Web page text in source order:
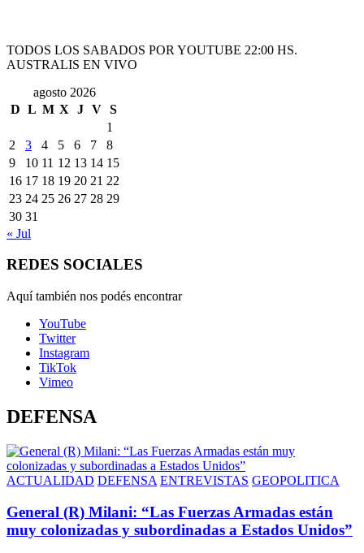
TODOS LOS SABADOS POR YOUTUBE 22:00 HS.
AUSTRALIS EN VIVO
agosto 2026
D L M X J V S
1
2
3 4 5 6 7
8
9
10 11 12 13 14 15
16 17 18 19 20 21 22
23 24 25 26 27 28 29
30 31
« Jul
REDES SOCIALES
Aquí también nos podés encontrar
YouTube
Twitter
Instagram
TikTok
Vimeo
DEFENSA
ACTUALIDAD DEFENSA ENTREVISTAS GEOPOLITICA
General (R) Milani: “Las Fuerzas Armadas están
muy colonizadas y subordinadas a Estados Unidos”